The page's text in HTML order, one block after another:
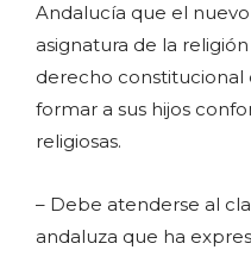
Andalucía que el
asignatura de la
derecho constitucional
formar a sus hijos
religiosas.
– Debe atenderse al
andaluza que ha